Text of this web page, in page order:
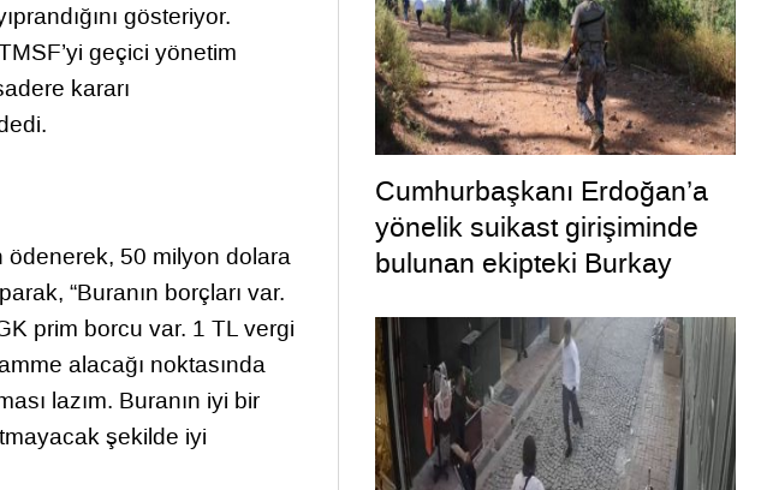
gösteriyor.
geçici yönetim
kararı
ödenerek, 50 milyon dolara
“Buranın borçları var.
prim borcu var. 1 TL vergi
alacağı noktasında
lazım. Buranın iyi bir
şekilde iyi
Cumhurbaşkanı Erdoğan’a
yönelik suikast girişiminde
bulunan ekipteki Burkay